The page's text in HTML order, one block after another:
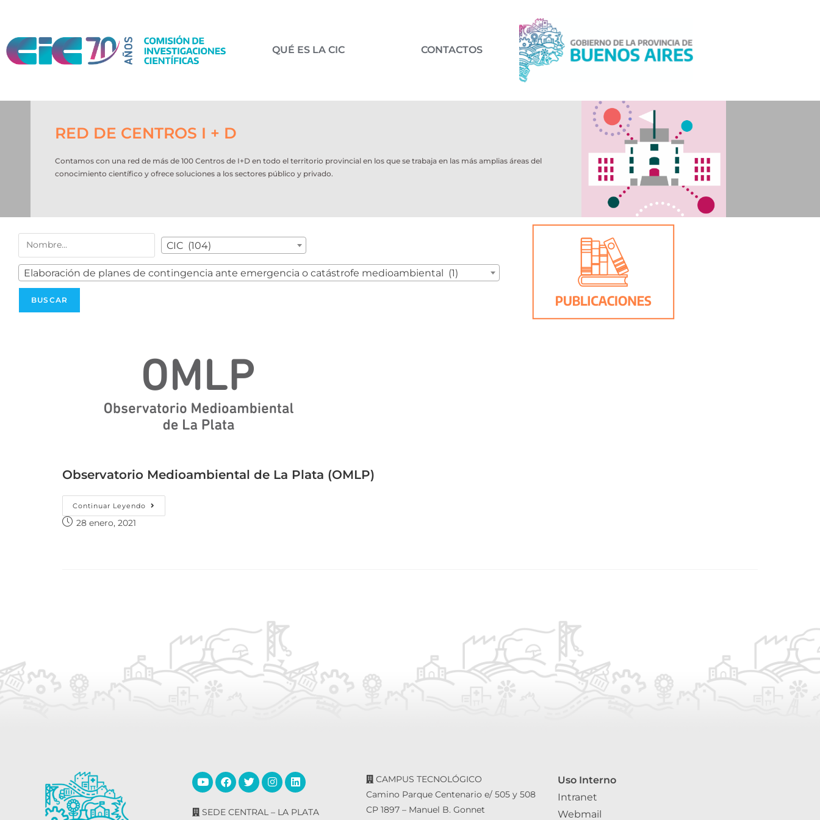
QUÉ ES LA CIC CONTACTOS
RED DE CENTROS I + D
Contamos con una red de más de 100 Centros de I+D en todo el territorio provincial en los que se trabaja en las más amplias áreas del
conocimiento científico y ofrece soluciones a los sectores público y privado.
CIC (104)
Elaboración de planes de contingencia ante emergencia o catástrofe medioambiental (1)
Observatorio Medioambiental de La Plata (OMLP)
Continuar Leyendo
28 enero, 2021
SEDE CENTRAL – LA PLATA
CAMPUS TECNOLÓGICO
Camino Parque Centenario e/ 505 y 508
CP 1897 – Manuel B. Gonnet
Uso Interno
Intranet
Webmail